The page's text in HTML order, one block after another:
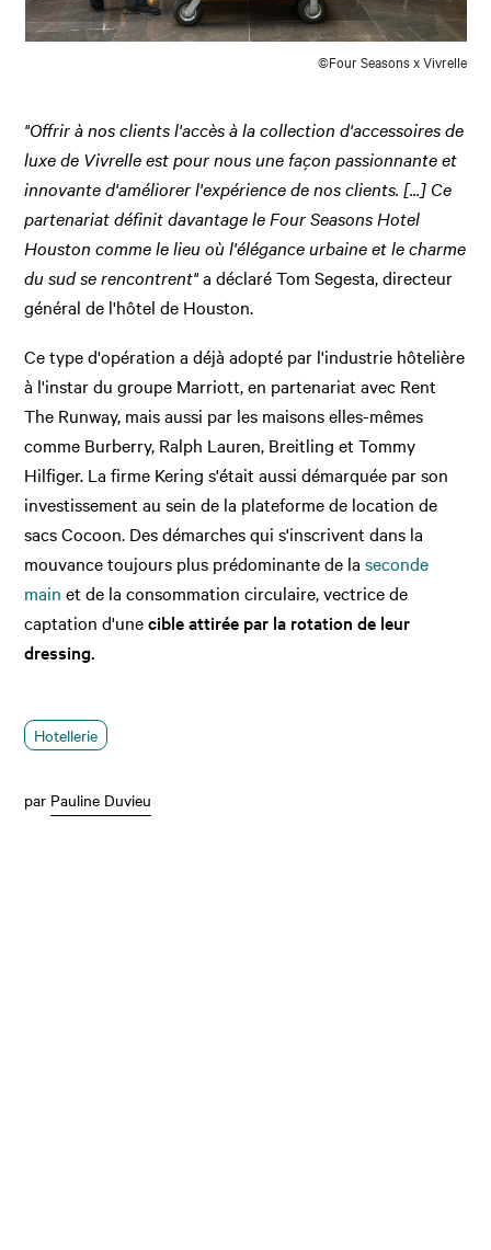
©Four Seasons x Vivrelle
"Offrir à nos clients l'accès à la collection d'accessoires de
luxe de Vivrelle est pour nous une façon passionnante et
innovante d'améliorer l'expérience de nos clients. [...] Ce
partenariat définit davantage le Four Seasons Hotel
Houston comme le lieu où l'élégance urbaine et le charme
du sud se rencontrent"a déclaré Tom Segesta, directeur
général de l'hôtel de Houston.
Ce type d'opération a déjà adopté par l'industrie hôtelière
à l'instar du groupe Marriott, en partenariat avec Rent
The Runway, mais aussi par les maisons elles-mêmes
comme Burberry, Ralph Lauren, Breitling et Tommy
Hilfiger. La firme Kering s'était aussi démarquée par son
investissement au sein de la plateforme de location de
sacs Cocoon. Des démarches qui s'inscrivent dans la
mouvance toujours plus prédominante de laseconde
main et de la consommation circulaire, vectrice de
captation d'unecible attirée par la rotation de leur
dressing.
Hotellerie
par Pauline Duvieu